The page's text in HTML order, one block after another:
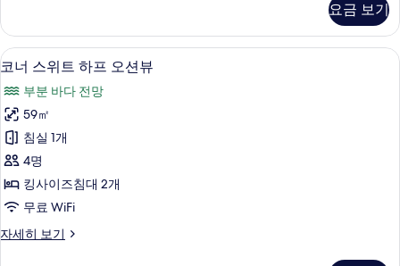
모
두
보
기
트
오
션
자
세
히
보
기
요금 보기
코
스
위
트
하
프
션
미니바, 암막 커튼, 방음 설비, 무료 WiFi
5
코너 스위트 하프 오션뷰
부분 바다 전망
59㎡
침실 1개
4명
킹사이즈침대 2개
무료 WiFi
자세히 보기
코